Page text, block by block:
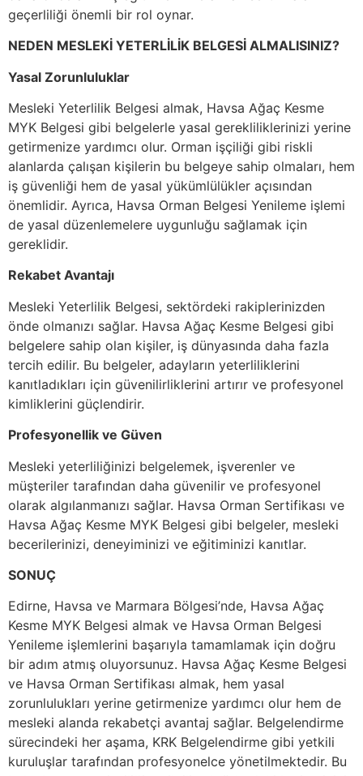
geçerliliği önemli bir rol oynar.
NEDEN MESLEKİ YETERLİLİK BELGESİ ALMALISINIZ?
Yasal Zorunluluklar
Mesleki Yeterlilik Belgesi almak, Havsa Ağaç Kesme
MYK Belgesi gibi belgelerle yasal gerekliliklerinizi yerine
getirmenize yardımcı olur. Orman işçiliği gibi riskli
alanlarda çalışan kişilerin bu belgeye sahip olmaları, hem
iş güvenliği hem de yasal yükümlülükler açısından
önemlidir. Ayrıca, Havsa Orman Belgesi Yenileme işlemi
de yasal düzenlemelere uygunluğu sağlamak için
gereklidir.
Rekabet Avantajı
Mesleki Yeterlilik Belgesi, sektördeki rakiplerinizden
önde olmanızı sağlar. Havsa Ağaç Kesme Belgesi gibi
belgelere sahip olan kişiler, iş dünyasında daha fazla
tercih edilir. Bu belgeler, adayların yeterliliklerini
kanıtladıkları için güvenilirliklerini artırır ve profesyonel
kimliklerini güçlendirir.
Profesyonellik ve Güven
Mesleki yeterliliğinizi belgelemek, işverenler ve
müşteriler tarafından daha güvenilir ve profesyonel
olarak algılanmanızı sağlar. Havsa Orman Sertifikası ve
Havsa Ağaç Kesme MYK Belgesi gibi belgeler, mesleki
becerilerinizi, deneyiminizi ve eğitiminizi kanıtlar.
SONUÇ
Edirne, Havsa ve Marmara Bölgesi’nde, Havsa Ağaç
Kesme MYK Belgesi almak ve Havsa Orman Belgesi
Yenileme işlemlerini başarıyla tamamlamak için doğru
bir adım atmış oluyorsunuz. Havsa Ağaç Kesme Belgesi
ve Havsa Orman Sertifikası almak, hem yasal
zorunlulukları yerine getirmenize yardımcı olur hem de
mesleki alanda rekabetçi avantaj sağlar. Belgelendirme
sürecindeki her aşama, KRK Belgelendirme gibi yetkili
kuruluşlar tarafından profesyonelce yönetilmektedir. Bu